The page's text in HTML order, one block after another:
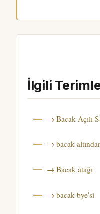
İlgili
→ Bacak Açılı
→ bacak
→ Bacak atağı
→ bacak bye'si